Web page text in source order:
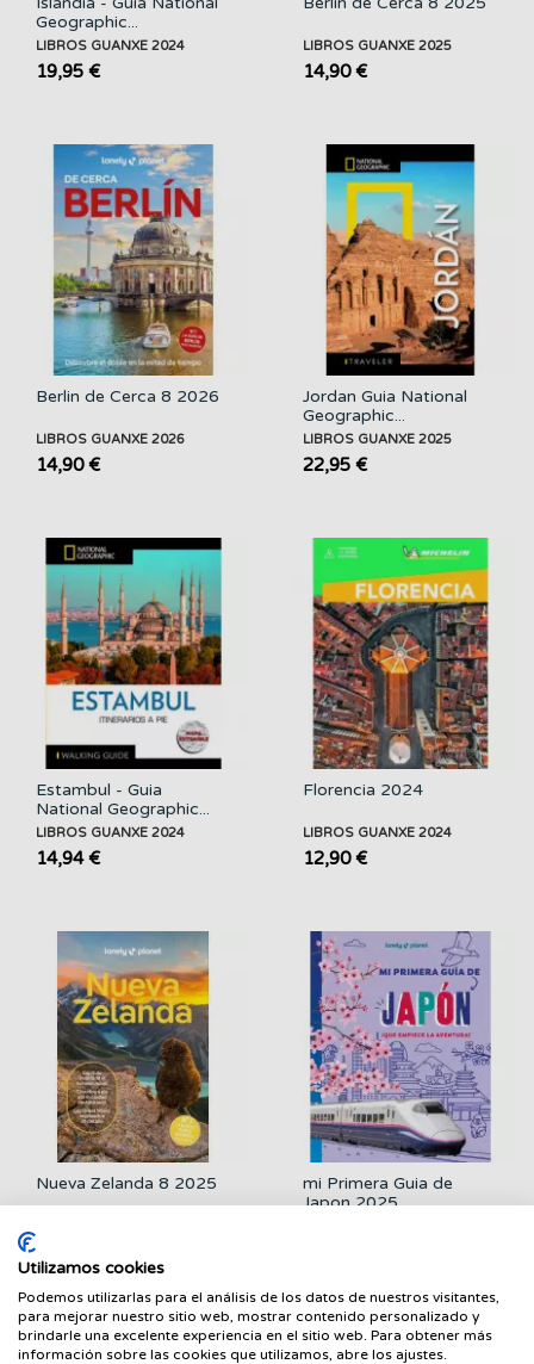
Geographic...
LIBROS GUANXE 2024
19,95 €
LIBROS GUANXE 2025
14,90 €
Berlin de Cerca 8 2026
LIBROS GUANXE 2026
14,90 €
Jordan Guia National
Geographic...
LIBROS GUANXE 2025
22,95 €
Estambul - Guia
National Geographic...
LIBROS GUANXE 2024
14,94 €
Florencia 2024
LIBROS GUANXE 2024
12,90 €
Nueva Zelanda 8 2025
mi Primera Guia de
Japon 2025
Utilizamos cookies
Podemos utilizarlas para el análisis de los datos de nuestros visitantes,
para mejorar nuestro sitio web, mostrar contenido personalizado y
brindarle una excelente experiencia en el sitio web. Para obtener más
información sobre las cookies que utilizamos, abre los ajustes.